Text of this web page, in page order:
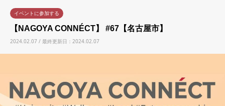
イベントに参加する
【NAGOYA CONNÉCT】 #67【名古屋市】
2024.02.07 / 最終更新日：2024.02.07